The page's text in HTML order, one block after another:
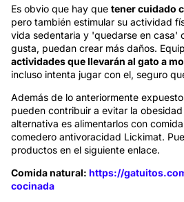
Es obvio que hay que tener cuidado
pero también estimular su actividad
vida sedentaria y 'quedarse en casa'
gusta, puedan crear más daños.
actividades que llevarán al gato a
incluso intenta jugar con el, seguro
Además de lo anteriormente
pueden contribuir a evitar la
alternativa es alimentarlos con
comedero antivoracidad Lickimat.
productos en el siguiente enlace.
Comida natural: https://
cocinada